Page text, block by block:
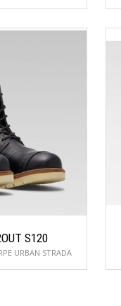
S120
URBAN STRADA